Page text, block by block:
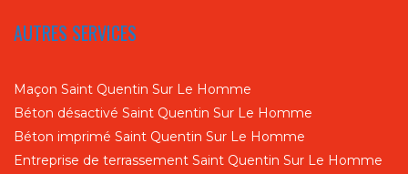
AUTRES SERVICES
Maçon Saint Quentin Sur Le Homme
Béton désactivé Saint Quentin Sur Le Homme
Béton imprimé Saint Quentin Sur Le Homme
Entreprise de terrassement Saint Quentin Sur Le Homme